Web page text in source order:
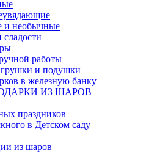
и необычные
работы
и подушки
в железную банку
ИЗ ШАРОВ
праздников
в Детском саду
из шаров